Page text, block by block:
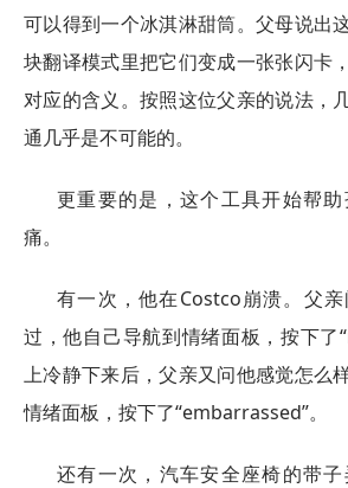
可以得到一个冰淇淋甜筒。父母说出
块翻译模式里把它们变成一张张闪卡
对应的含义。按照这位父亲的说法，
通几乎是不可能的。
更重要的是，这个工具开始帮
痛。
有一次，他在Costco崩溃。父
过，他自己导航到情绪面板，按下了
上冷静下来后，父亲又问他感觉怎么
情绪面板，按下了“embarrassed”。
还有一次，汽车安全座椅的带